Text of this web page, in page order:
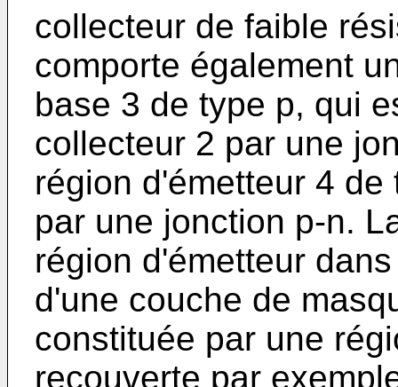
collecteur de faible
comporte également
base 3 de type p, qui
collecteur 2 par une
région d'émetteur 4
par une jonction p-n.
région d'émetteur
d'une couche de
constituée par une
recouverte par